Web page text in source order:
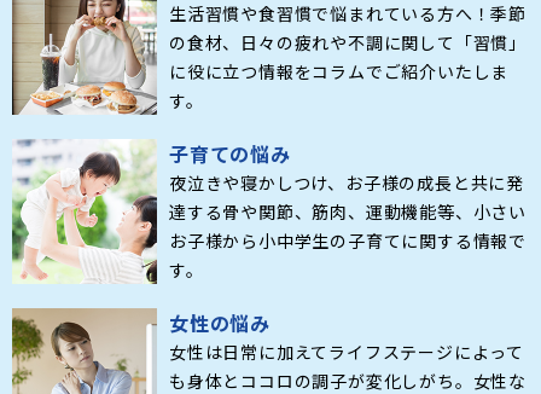
生活習慣や食習慣で悩まれている方へ！季節
の食材、日々の疲れや不調に関して「習慣」
に役に立つ情報をコラムでご紹介いたしま
す。
子育ての悩み
夜泣きや寝かしつけ、お子様の成長と共に発
達する骨や関節、筋肉、運動機能等、小さい
お子様から小中学生の子育てに関する情報で
す。
女性の悩み
女性は日常に加えてライフステージによって
も身体とココロの調子が変化しがち。女性な